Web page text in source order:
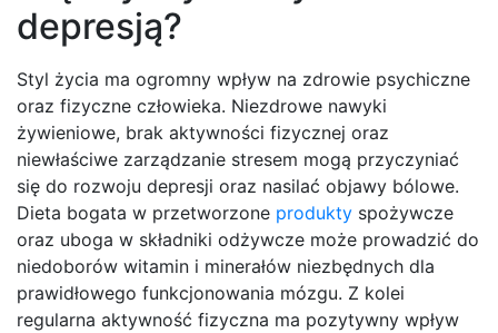
depresją?
Styl życia ma ogromny wpływ na zdrowie psychiczne
oraz fizyczne człowieka. Niezdrowe nawyki
żywieniowe, brak aktywności fizycznej oraz
niewłaściwe zarządzanie stresem mogą przyczyniać
się do rozwoju depresji oraz nasilać objawy bólowe.
Dieta bogata w przetworzone produkty spożywcze
oraz uboga w składniki odżywcze może prowadzić do
niedoborów witamin i minerałów niezbędnych dla
prawidłowego funkcjonowania mózgu. Z kolei
regularna aktywność fizyczna ma pozytywny wpływ